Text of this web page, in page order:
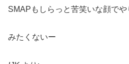
SMAPもしらっと苦笑いな顔で
みたくないー